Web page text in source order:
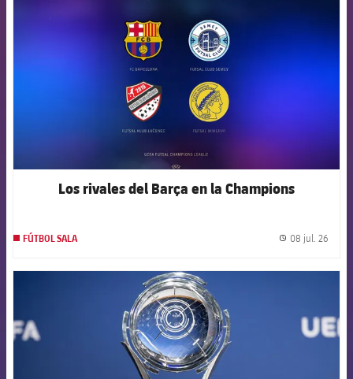
Los rivales del Barça en la Champions
FÚTBOL SALA 08 jul. 26
FCB Barcelona badge